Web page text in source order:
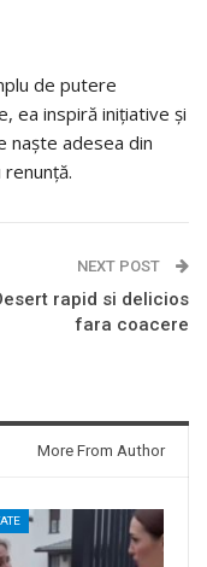
de putere
ea inspiră inițiative și
naște adesea din
NEXT POST
rapid si delicios
fara coacere
More From Author